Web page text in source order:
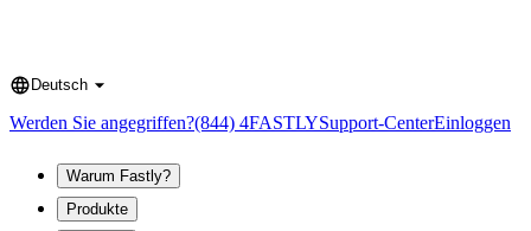
Language
Deutsch
Werden Sie angegriffen?(844) 4FASTLYSupport-CenterEinloggen
Warum Fastly?
Produkte